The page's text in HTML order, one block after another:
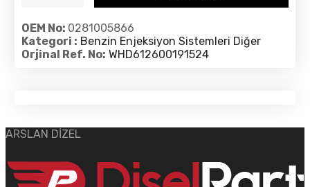
OEM No: 0281005866
Kategori : Benzin Enjeksiyon Sistemleri Diğer
Orjinal Ref. No: WHD612600191524
ARSLAN DİZEL